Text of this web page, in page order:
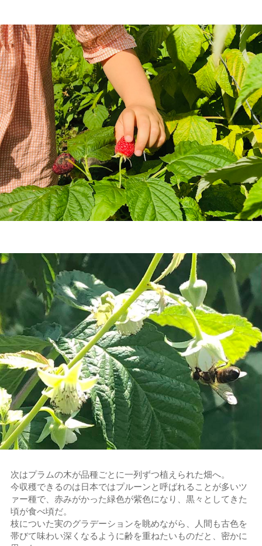
次はプラムの木が品種ごとに一列ずつ植えられた畑へ。
今収穫できるのは日本ではプルーンと呼ばれることが多いツ
ァー種で、赤みがかった緑色が紫色になり、黒々としてきた
頃が食べ頃だ。
枝についた実のグラデーションを眺めながら、人間も古色を
帯びて味わい深くなるように齢を重ねたいものだと、密かに